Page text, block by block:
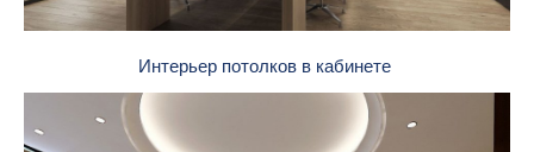
Интерьер потолков в кабинете